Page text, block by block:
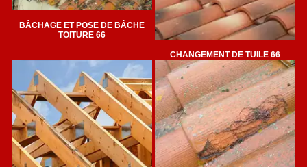
BÂCHAGE ET POSE DE BÂCHE
TOITURE 66
CHANGEMENT DE TUILE 66